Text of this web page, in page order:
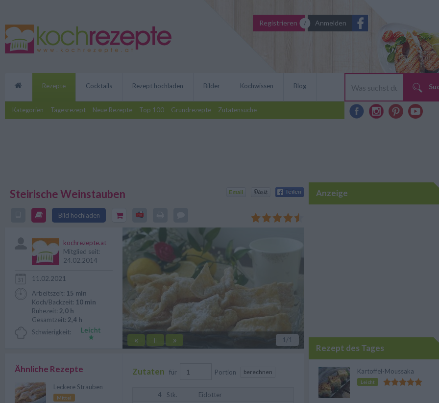
Registrieren Anmelden
Rezepte
Kategorien Tagesrezept Neue Rezepte Top 100 Grundrezepte Zutatensuche
Cocktails Rezept hochladen Bilder Kochwissen Blog
Steirische Weinstauben
Bild hochladen
vom letzten Buschenschank Besuch. Mit diesem Rezept
gelingt die Mehlspeise auch zu Hause.
« || » 1 /1
kochrezepte.at
Mitglied seit:
24.02.2014
11.02.2021
Arbeitszeit: 15 min
Koch/Backzeit: 10 min
Ruhezeit: 2,0 h
Gesamtzeit: 2,4 h
Schwierigkeit:
Zutaten für Portion berechnen
4 Stk.
Eidotter
Ähnliche Rezepte
Leckere Strauben
Mittel
Anzeige
Rezept des Tages
Kartoffel-Moussaka
Leicht